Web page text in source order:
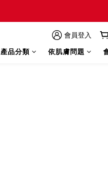
會員登入
產品分類 依肌膚問題